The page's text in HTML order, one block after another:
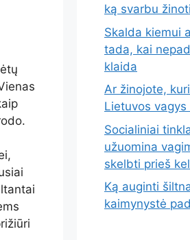
ką svarbu žinoti
Skalda kiemui
tada, kai
klaida
Ar žinojote,
Lietuvos
Socialiniai
užuomina
skelbti prieš
Ką auginti
kaimynystė